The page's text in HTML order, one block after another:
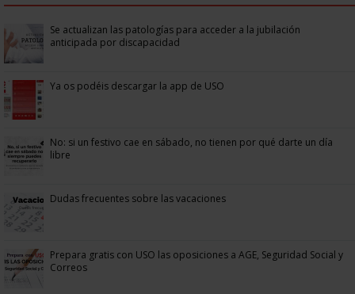
Se actualizan las patologías para acceder a la jubilación
anticipada por discapacidad
Ya os podéis descargar la app de USO
No: si un festivo cae en sábado, no tienen por qué darte un día
libre
Dudas frecuentes sobre las vacaciones
Prepara gratis con USO las oposiciones a AGE, Seguridad Social y
Correos